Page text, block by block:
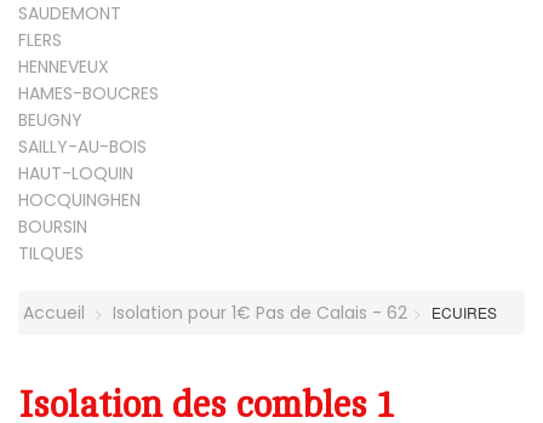
SAUDEMONT
FLERS
HENNEVEUX
HAMES-BOUCRES
BEUGNY
SAILLY-AU-BOIS
HAUT-LOQUIN
HOCQUINGHEN
BOURSIN
TILQUES
Accueil Isolation pour 1€ Pas de Calais - 62 ECUIRES
Isolation des combles 1